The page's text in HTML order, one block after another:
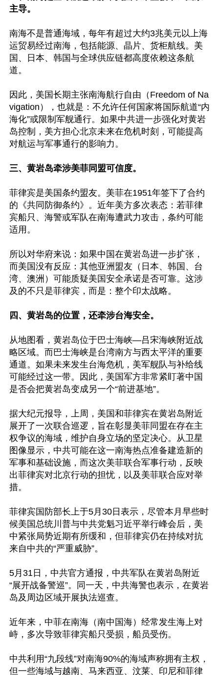
主导。
南海不是普通海域，每年有超过大约3兆美元以上海
运贸易经过南海，包括能源、晶片、货柜航线。美
国、日本、韩国与全球供应链都高度依赖这条航
道。
因此，美国长期主张南海航行自由（Freedom of Na
vigation），也就是：不允许任何国家将国际航道“内
海化”或限制军舰通行。如果中共进一步强化对黄岩
岛控制，美方担心北京未来在危机时刻，可能提高
对航运与军事通行的影响力。
三、黄岩岛牵涉美菲同盟可信度。
菲律宾是美国条约盟友。美菲在1951年签下了合约
的《共同防御条约》。近年美方多次表态：若菲律
宾船只、海警或军队在南海遭武力攻击，条约可能
适用。
所以对华府来说：如果中国在黄岩岛进一步扩张，
而美国没有反应：其他亚洲盟友（日本、韩国、台
湾、澳洲）可能质疑美国安全承诺是否可靠。这涉
及的不只是菲律宾，而是：整个印太战略。
四、黄岩岛的位置，还牵涉台海安全。
从地图看，黄岩岛位于巴士海峡—吕宋海峡附近战
略区域。而巴士海峡是台湾南方与西太平洋的重要
通道。如果未来发生台海危机，美军舰队与补给线
可能经过这一带。因此，美国军方非常紧盯著中国
是否会把黄岩岛变成另一个“前进基地”。
据大纪元报导，上周，美国和菲律宾在黄岩岛附近
展开了一次联合巡逻，旨在彰显美菲同盟在存在主
权争议的海域，维护自身立场的坚定决心。从卫星
图像显示，中共可能在这一南海热点准备建造新的
军事和基础设施，而这次美菲联合军事行动，反映
出菲律宾对北京行动的担忧，以及美菲联合应对举
措。
菲律宾国防部长上于5月30日表示，尽管本月早些时
候美国总统川普与中共党魁习近平举行峰会后，美
中紧张局势近期有所缓和，但菲律宾仍在持续对抗
来自中共的“严重威胁”。
5月31日，中共官方通报，中共军队在黄岩岛附近
“展开战备警巡”。同一天，中共海警也表示，在黄岩
岛及周边区域开展执法巡查。
近年来，中菲在南海（南中国海）经常发生海上对
峙，多次导致菲律宾船只受损，船员受伤。
中共利用“九段线”对南海90%的海域声称拥有主权，
但一些海域与越南、马来西亚、汶莱、印尼和菲律